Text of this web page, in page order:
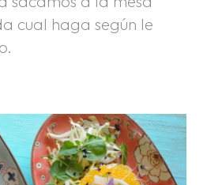
cual haga según le